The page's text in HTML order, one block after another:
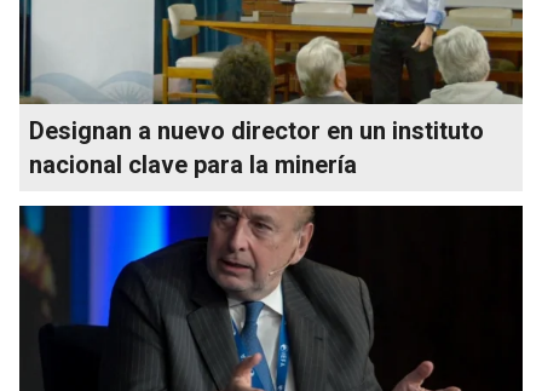
Designan a nuevo director en un instituto
nacional clave para la minería